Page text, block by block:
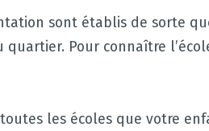
sont établis de sorte
quartier. Pour connaître
les écoles que votre